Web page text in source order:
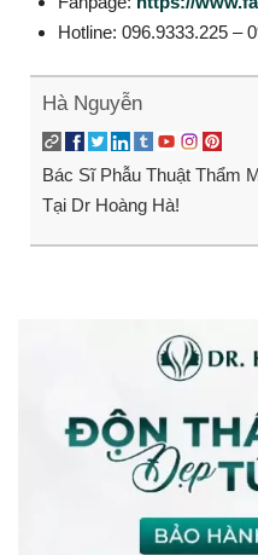
Hotline: 096.9333.225 –
Hà Nguyễn
Bác Sĩ Phẫu Thuật Thẩm
Tại Dr Hoàng Hà!